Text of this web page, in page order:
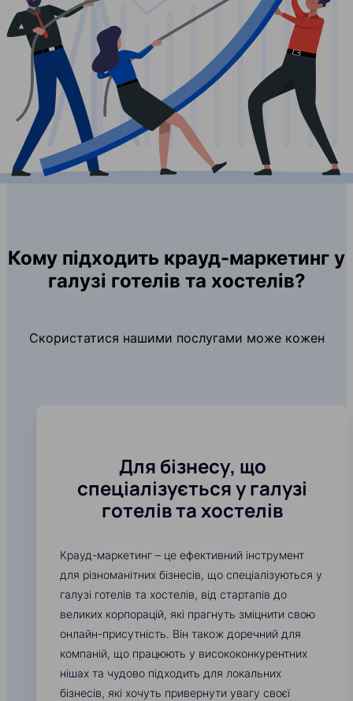
Кому підходить крауд-маркетинг у
галузі готелів та хостелів?
Скористатися нашими послугами може кожен
Для бізнесу, що
спеціалізується у галузі
готелів та хостелів
Крауд-маркетинг – це ефективний інструмент
для різноманітних бізнесів, що спеціалізуються у
галузі готелів та хостелів, від стартапів до
великих корпорацій, які прагнуть зміцнити свою
онлайн-присутність. Він також доречний для
компаній, що працюють у висококонкурентних
нішах та чудово підходить для локальних
бізнесів, які хочуть привернути увагу своєї